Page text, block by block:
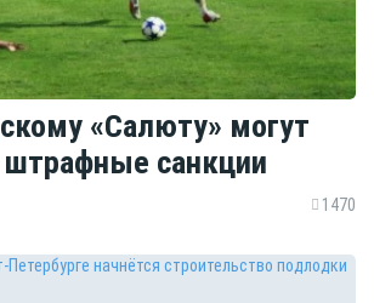
«Салюту» могут
санкции
1470